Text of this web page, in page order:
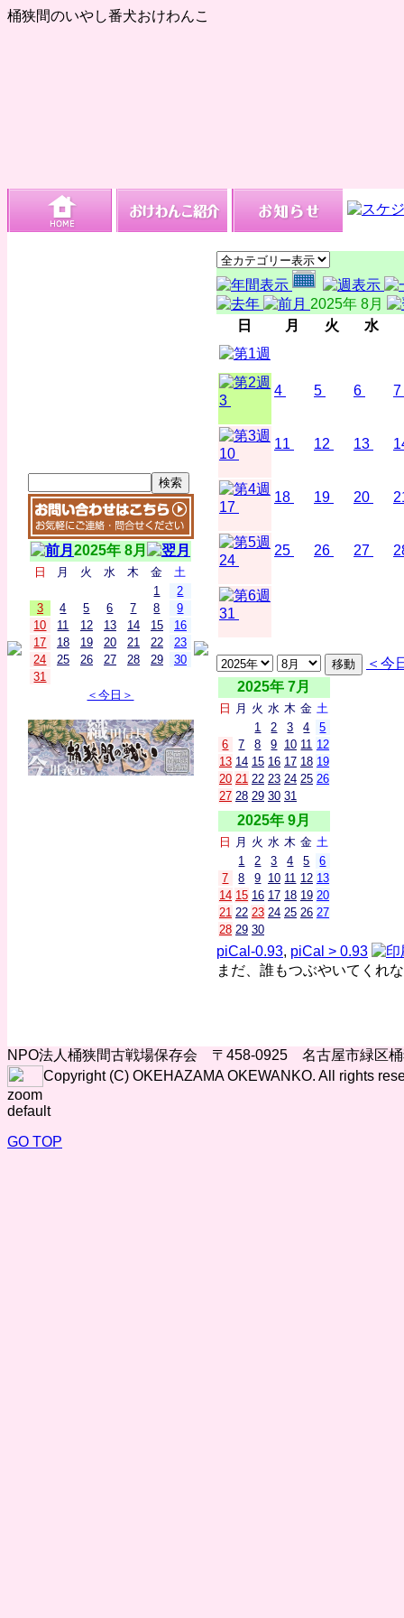
桶狭間のいやし番犬おけわんこ
2025年 8月
日 月 火 水 木 金
土
1
2
3
4 5 6 7 8
9
10
11 12 13 14 15
16
17
18 19 20 21 22
23
24
25 26 27 28 29
30
31
＜今日＞
2025年 8月
日
月 火 水
3
4 5 6 7
10
11 12 13
17
18 19 20
24
25 26 27
31
＜今
2025年 7月
日 月 火 水 木 金 土
1
2 3 4
5
6
7 8 9 10 11 12
13 14 15 16 17 18 19
20 21 22 23 24 25 26
27 28 29 30 31
2025年 9月
日 月 火 水 木 金 土
1
2 3 4 5
6
7
8 9 10 11 12 13
14 15 16 17 18 19 20
21 22 23 24 25 26 27
28 29 30
piCal-0.93, piCal > 0.93
まだ、誰もつぶやいてくれ
NPO法人桶狭間古戦場保存会 〒458-0925 名古屋市緑区桶
Copyright (C) OKEHAZAMA OKEWANKO. All rights
zoom
default
GO TOP